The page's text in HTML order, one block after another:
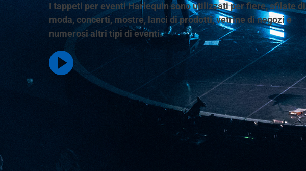
I tappeti per eventi Harlequin sono utilizzati per fiere, sfilate di
moda, concerti, mostre, lanci di prodotti, vetrine di negozi e
numerosi altri tipi di eventi.